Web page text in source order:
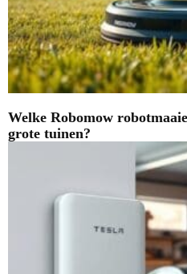
Welke Robomow
grote tuinen?